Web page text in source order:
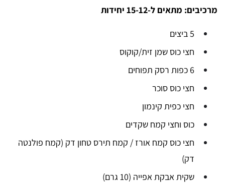
מרכיבים: מתאים ל-15-12 יחידות
5 ביצים
חצי כוס שמן זית/קוקוס
6 כפות רסק תפוחים
חצי כוס סוכר
חצי כפית קינמון
כוס וחצי קמח שקדים
חצי כוס קמח אורז / קמח תירס טחון דק (קמח פולנטה
דק)
שקית אבקת אפייה (10 גרם)